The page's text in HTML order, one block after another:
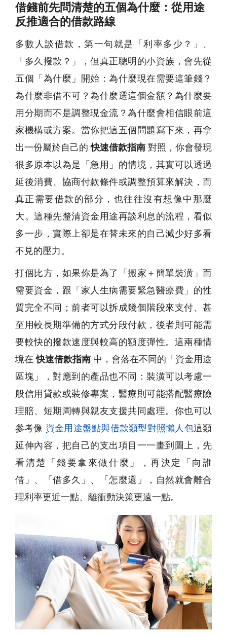
借錢前先問清楚的五個為什麼：從用途
反推適合的借款路線
多數人談借款，第一句就是「利率多少？」、
「多久撥款？」，但真正聰明的小資族，會先從
五個「為什麼」開始：為什麼現在需要這筆錢？
為什麼非借不可？為什麼選這個金額？為什麼要
用分期而不是調整現金流？為什麼會相信眼前這
家機構或方案。當你把這五個問題寫下來，再拿
出一份屬於自己的快速借款指南 對照，你會發現
很多原本以為是「急用」的情境，其實可以透過
延後消費、協商付款條件或調整預算來解決，而
真正需要借款的部分，也往往沒有想像中那麼
大。這種先釐清資金用途再談利息的流程，看似
多一步，實際上卻是在替未來的自己減少好多看
不見的壓力。
打個比方，如果你是為了「搬家＋簡單裝潢」而
需要資金，跟「家人生病需要緊急醫療費」的性
質完全不同；前者可以拆成幾個階段來支付、甚
至用較長期準備的方式分段付款，後者則可能需
要較快的撥款速度與較高的額度彈性。這兩種情
境在快速借款指南 中，會落在不同的「資金用途
區塊」，對應到的產品也不同：裝潢可以考慮一
般信用貸款或裝修專案，醫療則可能搭配醫療險
理賠、短期周轉與親友支援共同處理。你也可以
參考像 資金用途盤點與借款類型對照懶人包這類
延伸內容，把自己的支出項目一一畫到圖上，先
看清楚「錢要拿來做什麼」，再決定「向誰
借」、「借多久」、「怎麼還」，自然就會離合
理利率更近一點、離衝動決策更遠一點。